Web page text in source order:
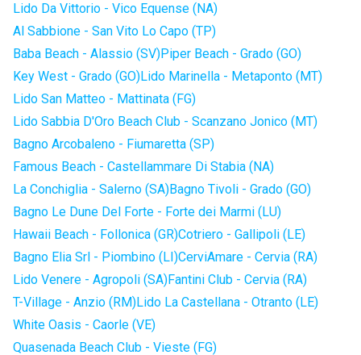
Lido Da Vittorio - Vico Equense (NA)
Al Sabbione - San Vito Lo Capo (TP)
Baba Beach - Alassio (SV)Piper Beach - Grado (GO)
Key West - Grado (GO)Lido Marinella - Metaponto (MT)
Lido San Matteo - Mattinata (FG)
Lido Sabbia D'Oro Beach Club - Scanzano Jonico (MT)
Bagno Arcobaleno - Fiumaretta (SP)
Famous Beach - Castellammare Di Stabia (NA)
La Conchiglia - Salerno (SA)Bagno Tivoli - Grado (GO)
Bagno Le Dune Del Forte - Forte dei Marmi (LU)
Hawaii Beach - Follonica (GR)Cotriero - Gallipoli (LE)
Bagno Elia Srl - Piombino (LI)CerviAmare - Cervia (RA)
Lido Venere - Agropoli (SA)Fantini Club - Cervia (RA)
T-Village - Anzio (RM)Lido La Castellana - Otranto (LE)
White Oasis - Caorle (VE)
Quasenada Beach Club - Vieste (FG)